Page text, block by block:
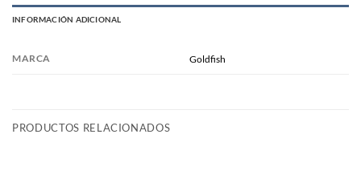
INFORMACIÓN ADICIONAL
MARCA Goldfish
PRODUCTOS RELACIONADOS